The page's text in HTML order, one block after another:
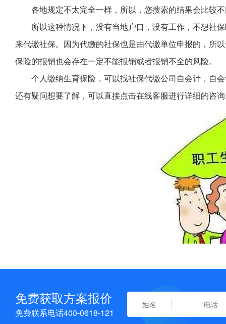
各地规定不太完全一样，所以，您搜索的结果会比较
所以这种情况下，没有当地户口，没有工作，不想社
来代缴社保。因为代缴的社保也是由代缴单位申报的，所
保险的报销也会存在一定不能报销或者报销不全的风险。
个人缴纳生育保险，可以找社保代缴公司自会计，自
还有疑问想要了解，可以直接点击在线客服进行详细的咨
免费获取方案报价
免费联系电话400-0618-121